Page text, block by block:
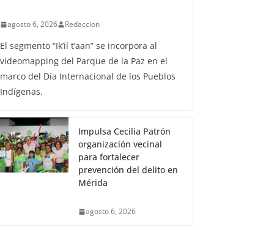
agosto 6, 2026 Redaccion
El segmento “Ik’il t’aan” se incorpora al
videomapping del Parque de la Paz en el
marco del Día Internacional de los Pueblos
Indígenas.
Impulsa Cecilia Patrón
organización vecinal
para fortalecer
prevención del delito en
Mérida
agosto 6, 2026